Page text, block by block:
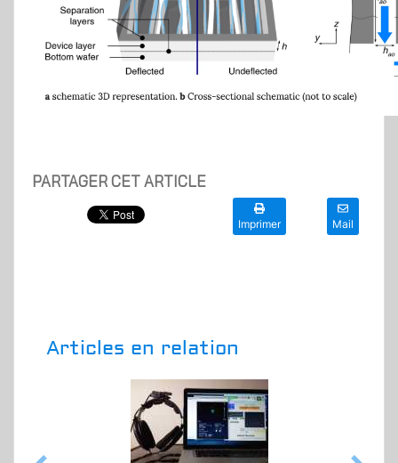
PARTAGER CET ARTICLE
Imprimer Mail
Articles en relation